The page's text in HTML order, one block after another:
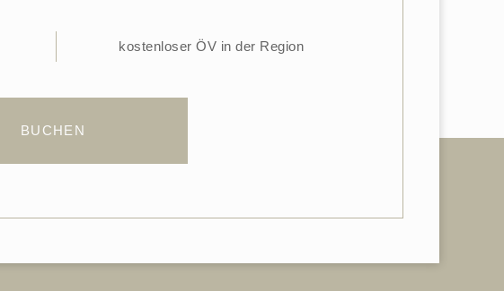
kostenloser ÖV in der Region
BUCHEN